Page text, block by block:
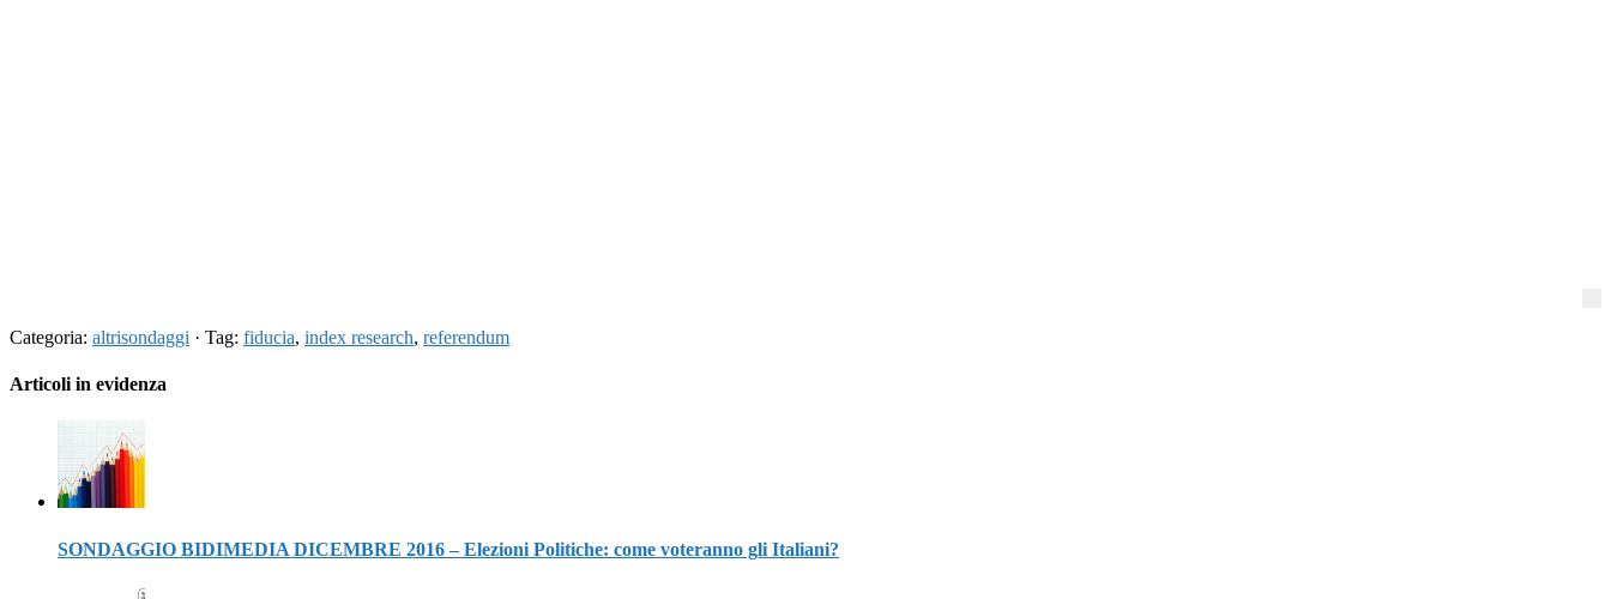
Categoria: altrisondaggi · Tag: fiducia, index research, referendum
Articoli in evidenza
SONDAGGIO BIDIMEDIA DICEMBRE 2016 – Elezioni Politiche: come voteranno gli Italiani?